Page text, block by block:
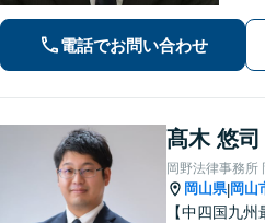
と連
野初
電話でお問い合わせ
髙木 悠司
岡野法律事務所
岡山県|岡山
【中四国九